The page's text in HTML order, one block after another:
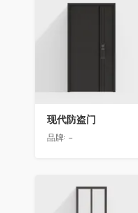
收藏
现代防盗门
品牌: -
收藏